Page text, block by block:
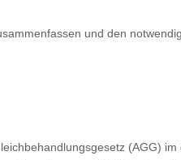
und den
(AGG)